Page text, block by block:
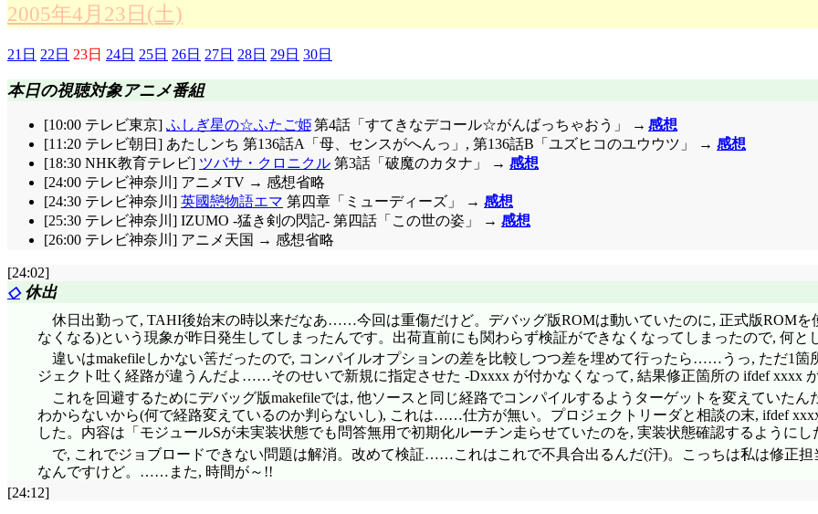
2005年4月23日(土)
21日 22日 23日 24日 25日 26日 27日 28日 29日 30日
本日の視聴対象アニメ番組
[10:00 テレビ東京] ふしぎ星の☆ふたご姫第4話「すてきなデコール☆がんばっちゃおう」 → 感想
[11:20 テレビ朝日] あたしンち 第136話A「母、センスがへんっ」, 第136話B「ユズヒコのユウウツ」 → 感想
[18:30 NHK教育テレビ] ツバサ・クロニクル 第3話「破魔のカタナ」 → 感想
[24:00 テレビ神奈川] アニメTV → 感想省略
[24:30 テレビ神奈川] 英國戀物語エマ 第四章「ミューディーズ」 → 感想
[25:30 テレビ神奈川] IZUMO -猛き剣の閃記- 第四話「この世の姿」 → 感想
[26:00 テレビ神奈川] アニメ天国 → 感想省略
[24:02]
◇休出
休日出勤って, TAHI後始末の時以来だなあ……今回は重傷だけど。デバッグ版ROMは動いていたのに, 正式版ROMを
なくなる)という現象が昨日発生してしまったんです。出荷直前にも関わらず検証ができなくなってしまったので, 何と
違いはmakefileしかない筈だったので, コンパイルオプションの差を比較しつつ差を埋めて行ったら……うっ, ただ1
ジェクト吐く経路が違うんだよ……そのせいで新規に指定させた -Dxxxx が付かなくなって, 結果修正箇所の ifdef xxxx
これを回避するためにデバッグ版makefileでは, 他ソースと同じ経路でコンパイルするようターゲットを変えていた
わからないから(何で経路変えているのか判らないし), これは……仕方が無い。プロジェクトリーダと相談の末, ifdef
した。内容は「モジュールSが未実装状態でも問答無用で初期化ルーチン走らせていたのを, 実装状態確認するようにし
で, これでジョブロードできない問題は解消。改めて検証……これはこれで不具合出るんだ(汗)。こっちは私は修正
なんですけど。……また, 時間が～!!
[24:12]